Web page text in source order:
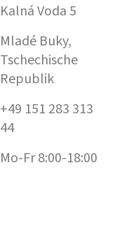
Kalná Voda 5
Mladé Buky,
Tschechische
Republik
+49 151 283 313
44
Mo-Fr 8:00-18:00